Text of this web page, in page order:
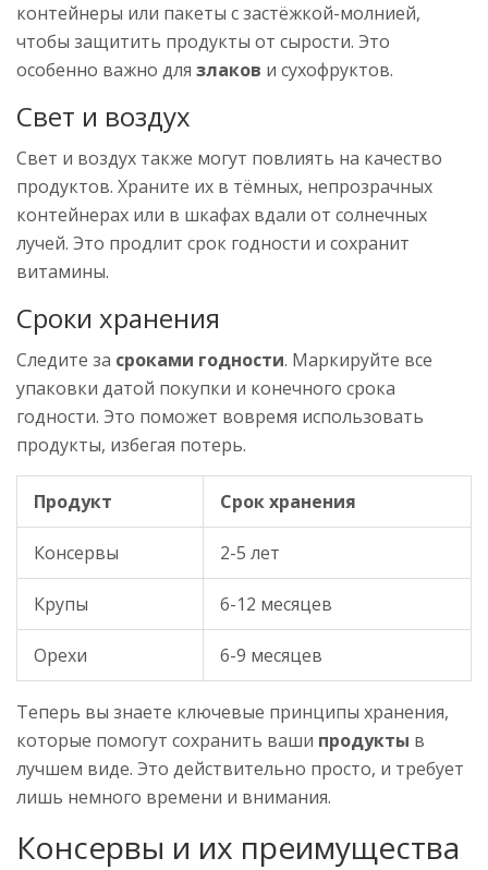
контейнеры или пакеты с застёжкой-молнией,
чтобы защитить продукты от сырости. Это
особенно важно для злаков и сухофруктов.
Свет и воздух
Свет и воздух также могут повлиять на качество
продуктов. Храните их в тёмных, непрозрачных
контейнерах или в шкафах вдали от солнечных
лучей. Это продлит срок годности и сохранит
витамины.
Сроки хранения
Следите за сроками годности. Маркируйте все
упаковки датой покупки и конечного срока
годности. Это поможет вовремя использовать
продукты, избегая потерь.
Продукт Срок хранения
Консервы 2-5 лет
Крупы 6-12 месяцев
Орехи 6-9 месяцев
Теперь вы знаете ключевые принципы хранения,
которые помогут сохранить ваши продукты в
лучшем виде. Это действительно просто, и требует
лишь немного времени и внимания.
Консервы и их преимущества